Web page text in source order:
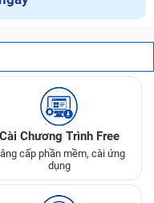
Cài Chương Trình Free
cấp phần mềm, cài ứng
dụng